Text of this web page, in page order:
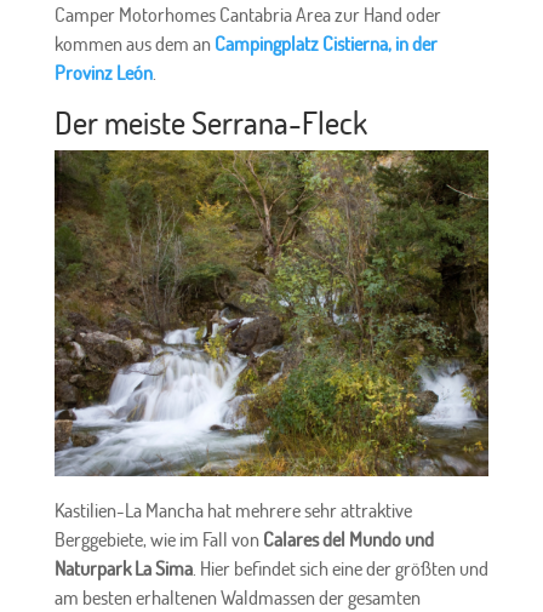
Camper Motorhomes Cantabria Area zur Hand oder
kommen aus dem an Campingplatz Cistierna, in der
Provinz León.
Der meiste Serrana-Fleck
Kastilien-La Mancha hat mehrere sehr attraktive
Berggebiete, wie im Fall von Calares del Mundo und
Naturpark La Sima. Hier befindet sich eine der größten und
am besten erhaltenen Waldmassen der gesamten